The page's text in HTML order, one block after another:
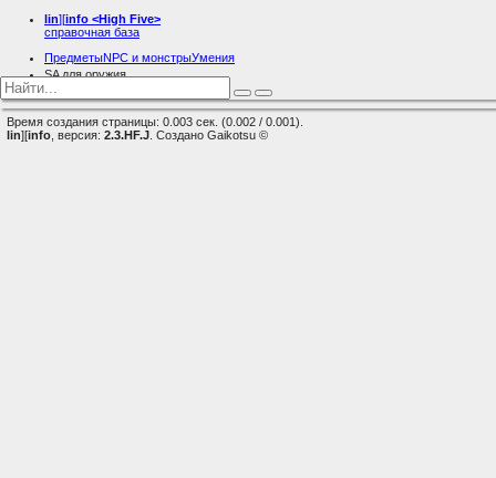
lin][info <High Five>
справочная база
ПредметыNPC и монстрыУмения
SA для оружия
Время создания страницы: 0.003 сек. (0.002 / 0.001).
lin][info , версия: 2.3.HF.J . Создано Gaikotsu ©